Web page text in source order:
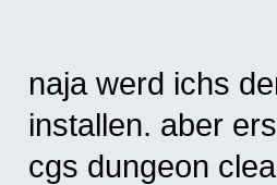
naja werd ichs
installen. aber
cgs dungeon